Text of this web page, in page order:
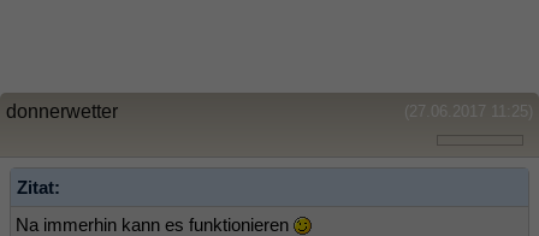
(27.06.2017 11:25)
donnerwetter
Zitat:
Na immerhin kann es funktionieren